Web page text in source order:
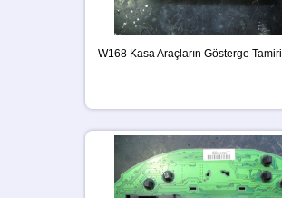
W168 Kasa Araçların Gösterge Tamiri